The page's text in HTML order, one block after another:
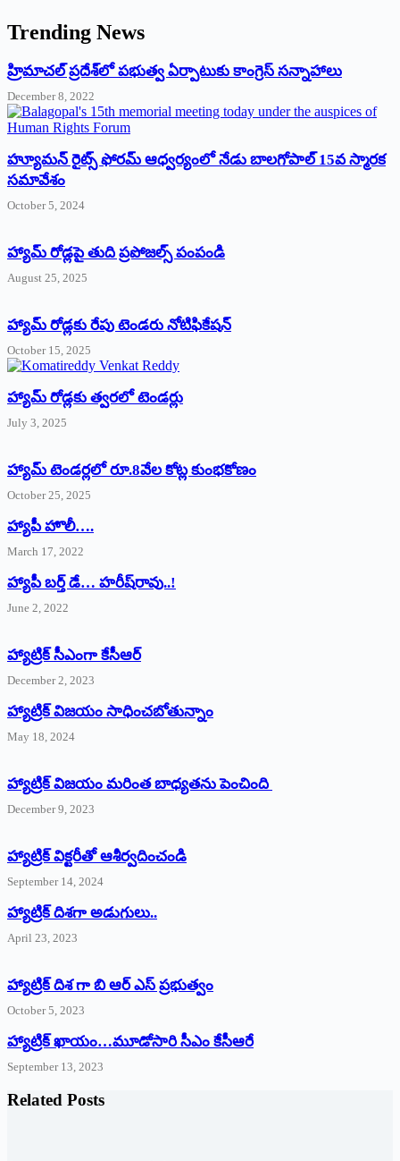
Trending News
‌హ్రిమాచల్‌ ‌ప్రదేశ్‌లో పభుత్వ ఏర్పాటుకు కాంగ్రెస్‌ ‌సన్నాహాలు
December 8, 2022
హ్యూమన్‌ రైట్స్‌ ఫోరమ్‌ ఆధ్వర్యంలో నేడు బాలగోపాల్‌ 15వ స్మారక
సమావేశం
October 5, 2024
హ్యామ్‌ రోడ్లపై తుది ప్రపోజల్స్‌ పంపండి
August 25, 2025
హ్యామ్‌ రోడ్లకు రేపు టెండరు నోటిఫికేషన్‌
October 15, 2025
హ్యామ్‌ రోడ్లకు త్వరలో టెండర్లు
July 3, 2025
హ్యామ్‌ ‌టెండర్లలో రూ.8వేల కోట్ల కుంభకోణం
October 25, 2025
హ్యాపీ హొలీ….
March 17, 2022
హ్యాపీ బర్త్ ‌డే… హరీష్‌రావు..!
June 2, 2022
హ్యాట్రిక్‌ ‌సీఎంగా కేసీఆర్‌
December 2, 2023
హ్యాట్రిక్‌ విజయం సాధించబోతున్నాం
May 18, 2024
హ్యాట్రిక్ విజయం మరింత బాధ్యతను పెంచింది
December 9, 2023
హ్యాట్రిక్‌ ‌విక్టరీతో ఆశీర్వదించండి
September 14, 2024
‌హ్యాట్రిక్‌ ‌దిశగా అడుగులు..
April 23, 2023
హ్యాట్రిక్ దిశ గా బి ఆర్ ఎస్ ప్రభుత్వం
October 5, 2023
హ్యాట్రిక్‌ ‌ఖాయం…మూడోసారి సీఎం కేసీఆరే
September 13, 2023
Related Posts